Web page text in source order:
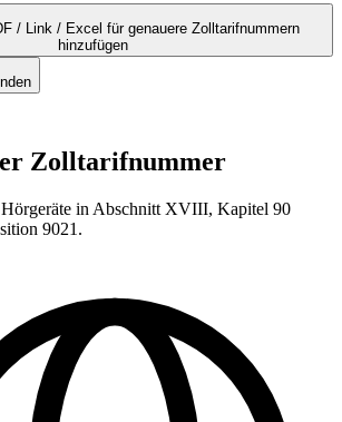
/ Link / Excel für genauere Zolltarifnummern
hinzufügen
Zolltarifnummer
in Abschnitt XVIII, Kapitel 90
9021.